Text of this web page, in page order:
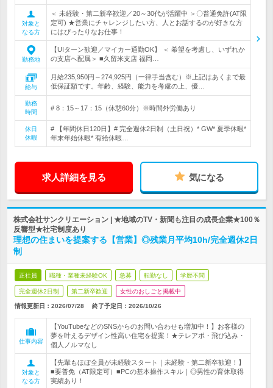
対象と
なる方
＜ 未経験・第二新卒歓迎／20～30代が活躍中 ＞〇普通免許(AT限
定可) ★営業にチャレンジしたい方、人とお話するのが好きな方
にはぴったりなお仕事！
勤務地
【UIターン歓迎／マイカー通勤OK】 ＜ 希望を考慮し、いずれか
の支店へ配属＞ ■久留米支店 福岡…
給与
月給235,950円～274,925円（一律手当含む）※上記はあくまで最
低保証額です。年齢、経験、能力を考慮の上、優…
勤務
時間
# 8：15～17：15（休憩60分）※時間外労働あり
休日
休暇
# 【年間休日120日】# 完全週休2日制（土日祝）* GW* 夏季休暇*
年末年始休暇* 有給休暇…
求人詳細を見る 気になる
株式会社サンクリエーション | ★地域のTV・新聞も注目の成長企業★100％
反響型★社宅制度あり
理想の住まいを提案する【営業】◎残業月平均10h/完全週休2日
制
正社員 職種・業種未経験OK 急募 転勤なし 学歴不問
完全週休2日制 第二新卒歓迎 女性のおしごと掲載中
情報更新日：2026/07/28 終了予定日： 2026/10/26
仕事内容
【YouTubeなどのSNSからのお問い合わせも増加中！】お客様の
夢を叶えるデザイン性高い住宅を提案！★テレアポ・飛び込み・
個人ノルマなし
対象と
なる方
【先輩もほぼ全員が未経験スタート｜未経験・第二新卒歓迎！】
■要普免（AT限定可）■PCの基本操作スキル｜◎男性の育休取得
実績あり！